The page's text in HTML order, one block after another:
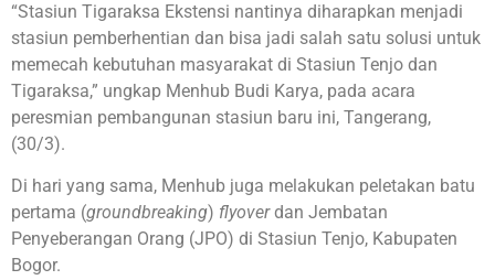
“Stasiun Tigaraksa Ekstensi nantinya diharapkan menjadi
stasiun pemberhentian dan bisa jadi salah satu solusi untuk
memecah kebutuhan masyarakat di Stasiun Tenjo dan
Tigaraksa,” ungkap Menhub Budi Karya, pada acara
peresmian pembangunan stasiun baru ini, Tangerang,
(30/3).
Di hari yang sama, Menhub juga melakukan peletakan batu
pertama (groundbreaking) flyoverdan Jembatan
Penyeberangan Orang (JPO) di Stasiun Tenjo, Kabupaten
Bogor.